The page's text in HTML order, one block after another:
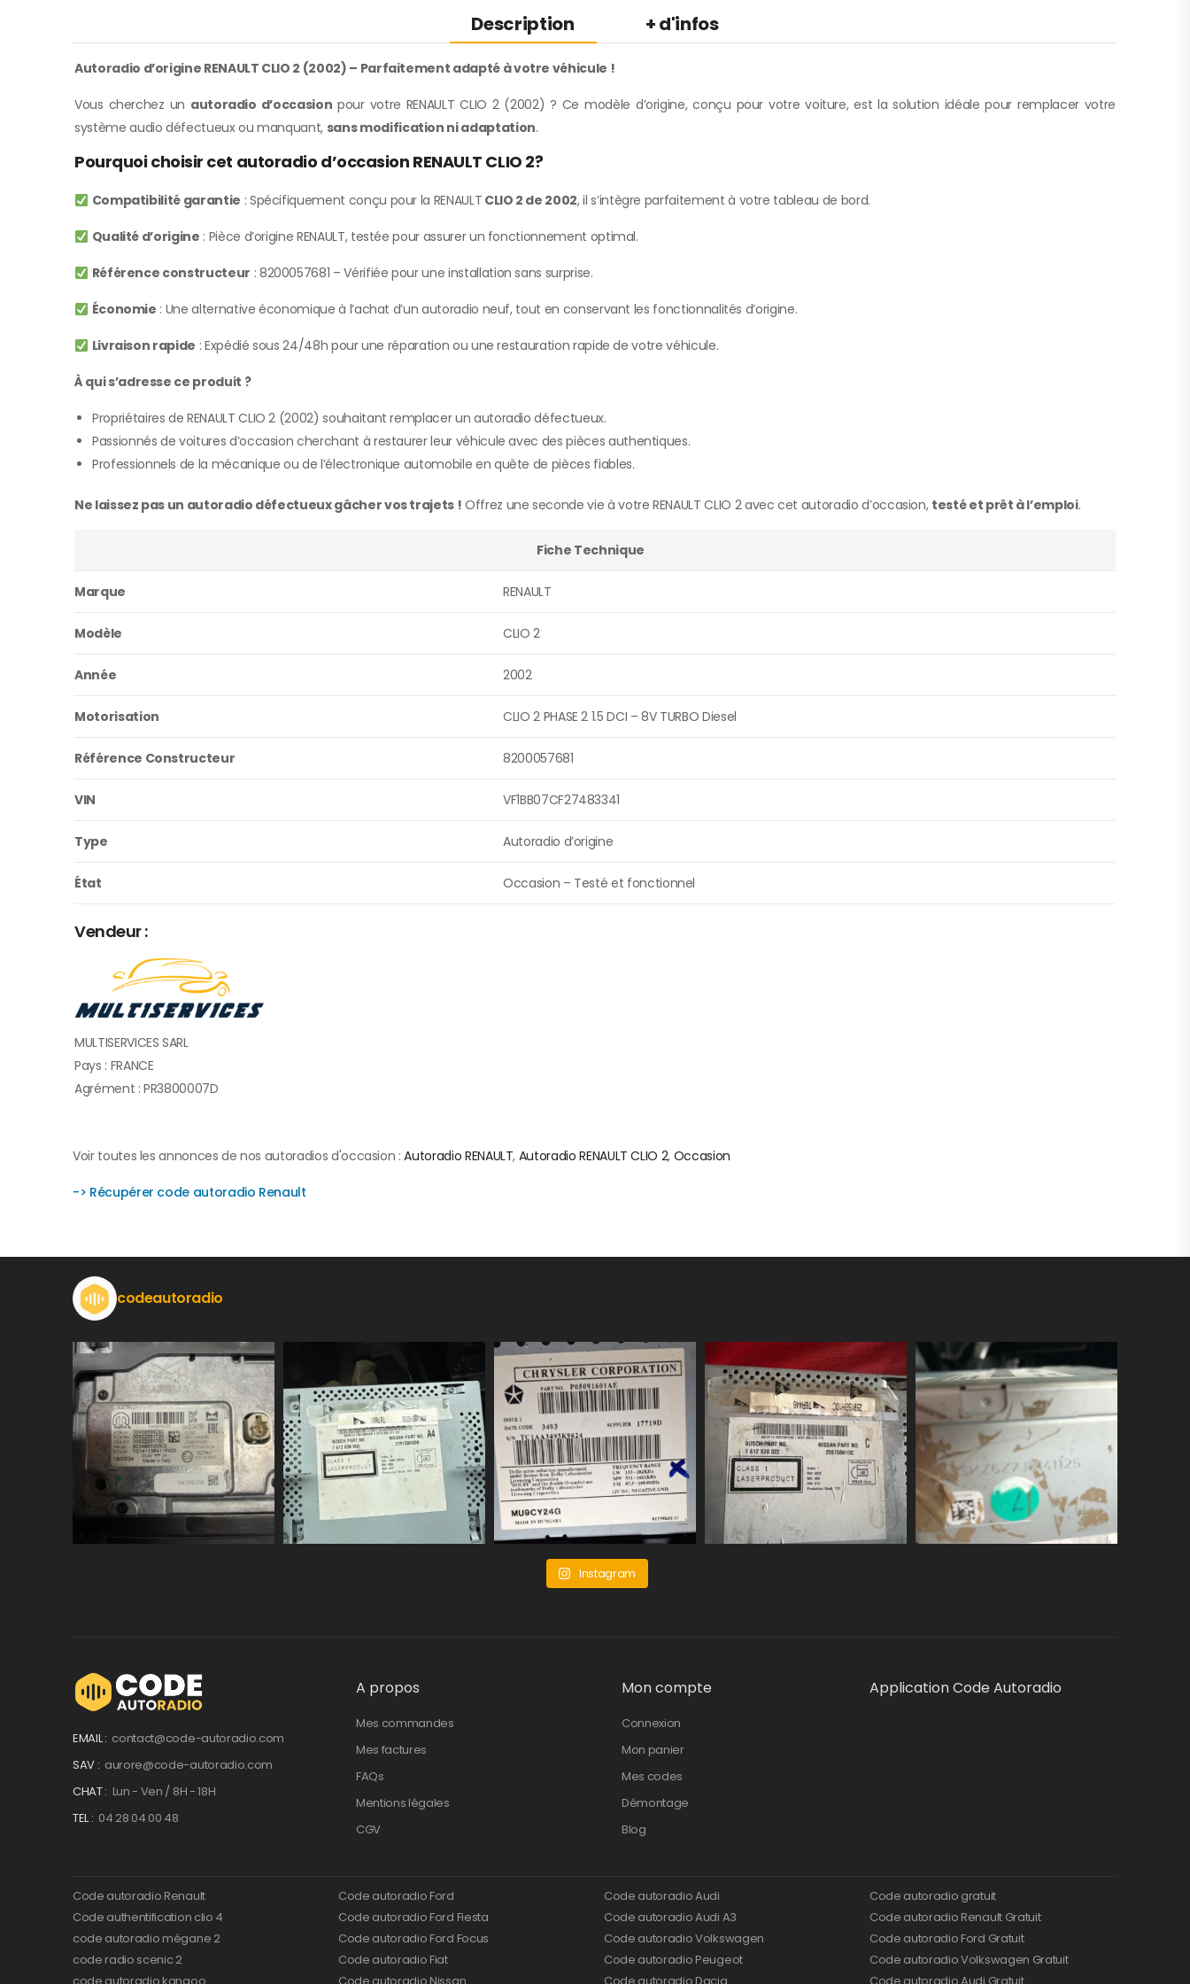
Description + d'infos
Autoradio d’origine RENAULT CLIO 2 (2002) – Parfaitement adapté à votre véhicule !
Vous cherchez un autoradio d’occasion pour votre RENAULT CLIO 2 (2002) ? Ce modèle d’origine, conçu pour votre voiture, est la solution idéale pour remplacer votre
système audio défectueux ou manquant, sans modification ni adaptation.
Pourquoi choisir cet autoradio d’occasion RENAULT CLIO 2?
Compatibilité garantie : Spécifiquement conçu pour la RENAULT CLIO 2 de 2002, il s’intègre parfaitement à votre tableau de bord.
Qualité d’origine : Pièce d’origine RENAULT, testée pour assurer un fonctionnement optimal.
Référence constructeur : 8200057681 – Vérifiée pour une installation sans surprise.
Économie : Une alternative économique à l’achat d’un autoradio neuf, tout en conservant les fonctionnalités d’origine.
Livraison rapide : Expédié sous 24/48h pour une réparation ou une restauration rapide de votre véhicule.
À qui s’adresse ce produit ?
Propriétaires de RENAULT CLIO 2 (2002) souhaitant remplacer un autoradio défectueux.
Passionnés de voitures d’occasion cherchant à restaurer leur véhicule avec des pièces authentiques.
Professionnels de la mécanique ou de l’électronique automobile en quête de pièces fiables.
Ne laissez pas un autoradio défectueux gâcher vos trajets ! Offrez une seconde vie à votre RENAULT CLIO 2 avec cet autoradio d’occasion, testé et prêt à l’emploi.
Fiche Technique
Marque RENAULT
Modèle CLIO 2
Année 2002
Motorisation CLIO 2 PHASE 2 1.5 DCI – 8V TURBO Diesel
Référence Constructeur 8200057681
VIN VF1BB07CF27483341
Type Autoradio d’origine
État Occasion – Testé et fonctionnel
Vendeur :
MULTISERVICES SARL
Pays : FRANCE
Agrément : PR3800007D
Voir toutes les annonces de nos autoradios d'occasion :Autoradio RENAULT, Autoradio RENAULT CLIO 2, Occasion
-> Récupérer code autoradio Renault
codeautoradio
Instagram
EMAIL : contact@code-autoradio.com
SAV : aurore@code-autoradio.com
CHAT : Lun - Ven / 8H - 18H
TEL : 04 28 04 00 48
A propos
Mes commandes
Mes factures
FAQs
Mentions légales
CGV
Mon compte
Connexion
Mon panier
Mes codes
Démontage
Blog
Application Code Autoradio
Code autoradio Renault
Code authentification clio 4
code autoradio mégane 2
code radio scenic 2
code autoradio kangoo
Code autoradio Ford
Code autoradio Ford Fiesta
Code autoradio Ford Focus
Code autoradio Fiat
Code autoradio Nissan
Code autoradio Audi
Code autoradio Audi A3
Code autoradio Volkswagen
Code autoradio Peugeot
Code autoradio Dacia
Code autoradio gratuit
Code autoradio Renault Gratuit
Code autoradio Ford Gratuit
Code autoradio Volkswagen Gratuit
Code autoradio Audi Gratuit